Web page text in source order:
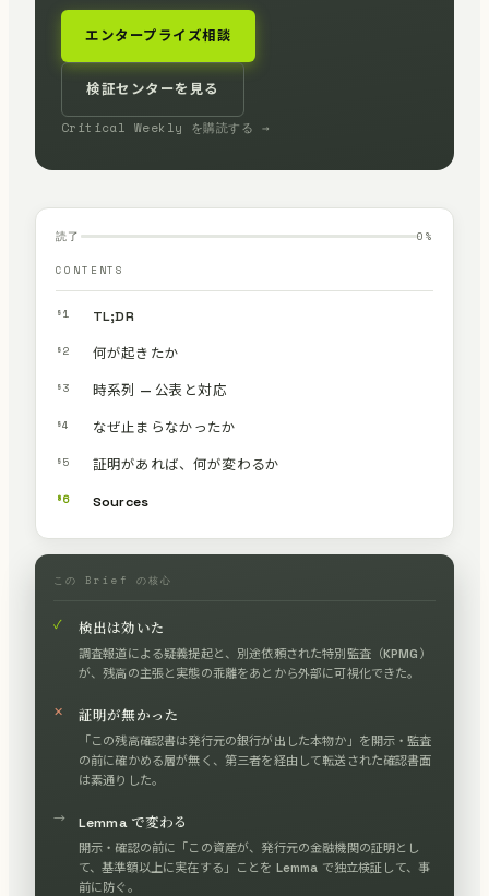
エンタープライズ相談
検証センターを見る
Critical Weekly を購読する →
読了 0 %
CONTENTS
§1 TL;DR
§2 何が起きたか
§3 時系列 — 公表と対応
§4 なぜ止まらなかったか
§5 証明があれば、何が変わるか
§6 Sources
この Brief の核心
✓ 検出は効いた
調査報道による疑義提起と、別途依頼された特別監査（KPMG）
が、残高の主張と実態の乖離をあとから外部に可視化できた。
✕ 証明が無かった
「この残高確認書は発行元の銀行が出した本物か」を開示・監査
の前に確かめる層が無く、第三者を経由して転送された確認書面
は素通りした。
→ Lemma で変わる
開示・確認の前に「この資産が、発行元の金融機関の証明とし
て、基準額以上に実在する」ことを Lemma で独立検証して、事
前に防ぐ。